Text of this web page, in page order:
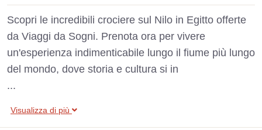
Scopri le incredibili crociere sul Nilo in Egitto offerte
da Viaggi da Sogni. Prenota ora per vivere
un'esperienza indimenticabile lungo il fiume più lungo
del mondo, dove storia e cultura si in
...
Visualizza di più